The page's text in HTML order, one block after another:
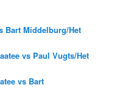
Bart Middelburg/Het
vs Paul Vugts/Het
vs Bart